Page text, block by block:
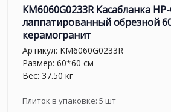
KM6060G0233R Касабланка
лаппатированный обрезной
керамогранит
Артикул: KM6060G0233R
Размер: 60*60 см
Вес: 37.50 кг
Плиток в упаковке: 5 шт